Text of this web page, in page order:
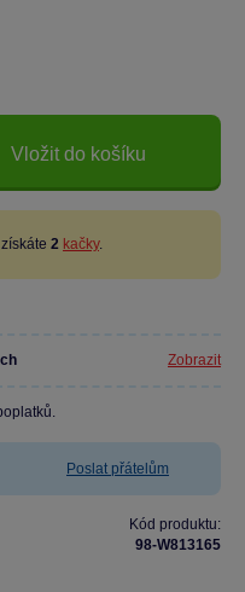
Vložit do košíku
2 kačky.
Zobrazit
Poslat přátelům
Kód produktu:
98-W813165